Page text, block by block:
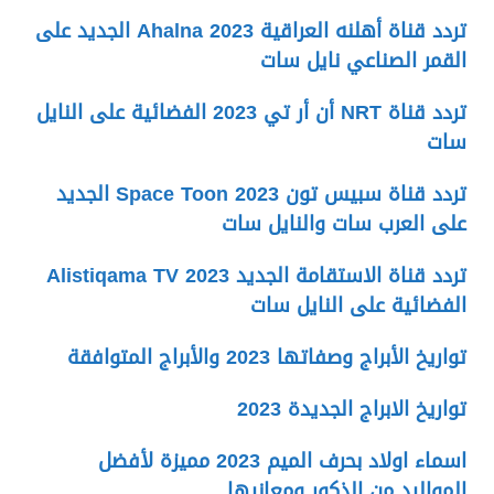
تردد قناة أهلنه العراقية Ahalna 2023 الجديد على
القمر الصناعي نايل سات
تردد قناة NRT أن أر تي 2023 الفضائية على النايل
سات
تردد قناة سبيس تون Space Toon 2023 الجديد
على العرب سات والنايل سات
تردد قناة الاستقامة الجديد 2023 Alistiqama TV
الفضائية على النايل سات
تواريخ الأبراج وصفاتها 2023 والأبراج المتوافقة
تواريخ الابراج الجديدة 2023
اسماء اولاد بحرف الميم 2023 مميزة لأفضل